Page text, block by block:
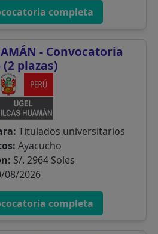
completa
- Convocatoria
(2 plazas)
Titulados universitarios
Ayacucho
S/. 2964 Soles
08/2026
completa